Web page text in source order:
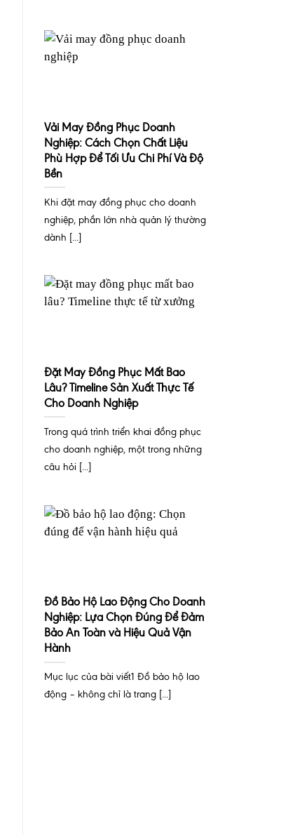
Vải May Đồng Phục Doanh
Nghiệp: Cách Chọn Chất Liệu
Phù Hợp Để Tối Ưu Chi Phí Và Độ
Bền
Khi đặt may đồng phục cho doanh
nghiệp, phần lớn nhà quản lý thường
dành [...]
Đặt May Đồng Phục Mất Bao
Lâu? Timeline Sản Xuất Thực Tế
Cho Doanh Nghiệp
Trong quá trình triển khai đồng phục
cho doanh nghiệp, một trong những
câu hỏi [...]
Đồ Bảo Hộ Lao Động Cho Doanh
Nghiệp: Lựa Chọn Đúng Để Đảm
Bảo An Toàn và Hiệu Quả Vận
Hành
Mục lục của bài viết1 Đồ bảo hộ lao
động – không chỉ là trang [...]